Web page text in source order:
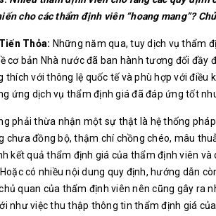
cho các thẩm định viên “hoang mang”?
Thỏa: Những năm qua, tuy dịch vụ thẩm
cơ bản Nhà nước đã ban hành tương đối đầy
thích với thông lệ quốc tế và phù hợp với điều
ứng dịch vụ thẩm định giá đã đáp ứng tốt
phải thừa nhận một sự thật là hệ thống
chưa đồng bộ, thậm chí chồng chéo, mâu
kết quả thẩm định giá của thẩm định viên
có nhiều nội dung quy định, hướng dẫn
quan của thẩm định viên nên cũng gây ra
như việc thu thập thông tin thẩm định giá